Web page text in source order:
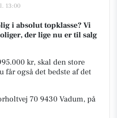
13:00
i absolut topklasse? Vi
der lige nu er til salg
kr, skal den store
får også det bedste af det
70 9430 Vadum, på